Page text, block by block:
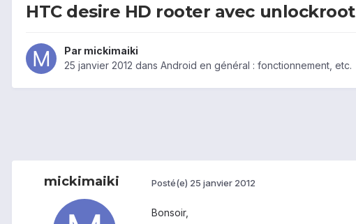
HTC desire HD rooter avec unlockroot
Par mickimaiki
25 janvier 2012 dans Android en général : fonctionnement, etc.
mickimaiki Posté(e) 25 janvier 2012
Bonsoir,